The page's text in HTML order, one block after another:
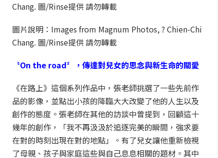
Chang. 圖/Rinse提供 請勿轉載
圖片說明：Images from Magnum Photos, ? Chien-Chi
Chang. 圖/Rinse提供 請勿轉載
〝On the road〞，傳達對兒女的思念與新生命的關愛
《在路上》這個系列作品中，張老師挑選了一些先前作
品的影像，並點出小孩的降臨大大改變了他的人生以及
創作的態度。張老師在其他的訪談中曾提到，回顧這十
幾年的創作，「我不再汲汲於追逐完美的瞬間，強求要
在對的時刻出現在對的地點」。有了兒女讓他重新檢視
了母親、孩子與家庭這些與自己息息相關的題材。其中